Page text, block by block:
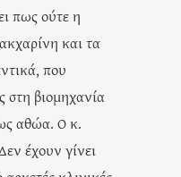
πως ούτε η
και τα
που
στη βιομηχανία
αθώα. Ο κ.
έχουν γίνει